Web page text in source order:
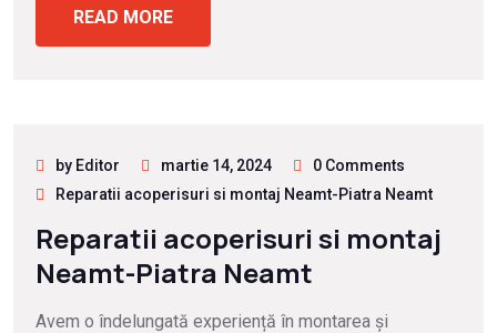
READ MORE
by Editor martie 14, 2024
0 Comments
Reparatii acoperisuri si montaj Neamt-Piatra Neamt
Reparatii acoperisuri si montaj
Neamt-Piatra Neamt
Avem o îndelungată experiență în montarea și